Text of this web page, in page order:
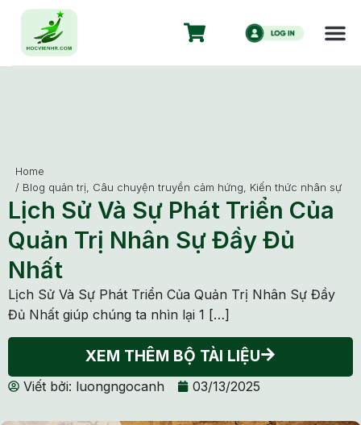
Home
/ Blog quản trị, Câu chuyện truyền cảm hứng, Kiến thức nhân sự
Lịch Sử Và Sự Phát Triển Của
Quản Trị Nhân Sự Đầy Đủ
Nhất
Lịch Sử Và Sự Phát Triển Của Quản Trị Nhân Sự Đầy
Đủ Nhất giúp chúng ta nhìn lại 1 […]
XEM THÊM BỘ TÀI LIỆU
Viết bởi: luongngocanh 03/13/2025